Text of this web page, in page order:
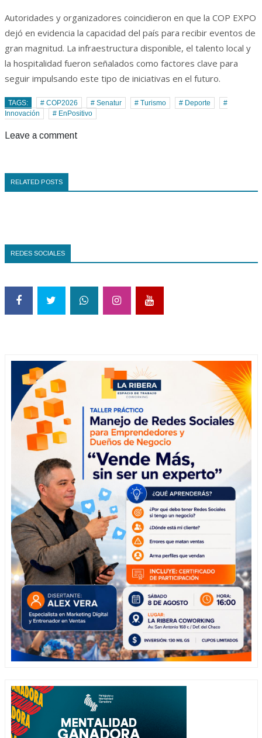
Autoridades y organizadores coincidieron en que la COP EXPO
dejó en evidencia la capacidad del país para recibir eventos de
gran magnitud. La infraestructura disponible, el talento local y
la hospitalidad fueron señalados como factores clave para
seguir impulsando este tipo de iniciativas en el futuro.
TAGS: # COP2026 # Senatur # Turismo # Deporte
#
Innovación
# EnPositivo
Leave a comment
RELATED POSTS
REDES SOCIALES